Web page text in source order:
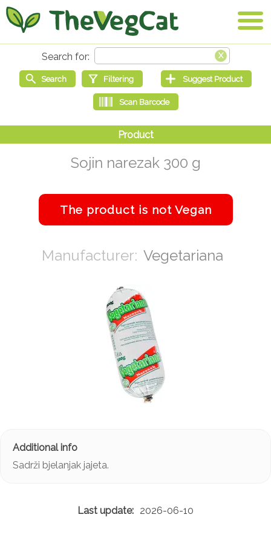
Sojin narezak 300 g
Vegetariana
Sadrži bjelanjak jajeta.
2026-06-10